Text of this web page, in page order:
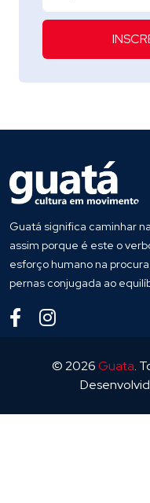
Guatá significa caminhar
assim porque é este o
esforço humano na
pernas conjugada ao
© 2026Guata.